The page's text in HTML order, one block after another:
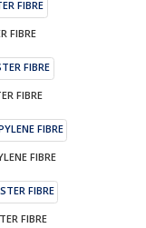
FIBRE
FIBRE
FIBRE
FIBRE